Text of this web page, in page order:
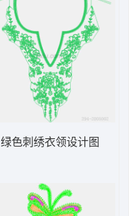
绿色刺绣衣领设计图